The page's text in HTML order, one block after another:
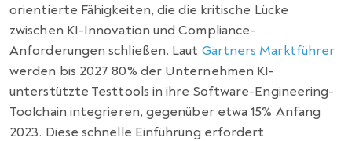
orientierte Fähigkeiten, die die kritische Lücke
zwischen KI-Innovation und Compliance-
Anforderungen schließen. Laut Gartners Marktführer
werden bis 2027 80% der Unternehmen KI-
unterstützte Testtools in ihre Software-Engineering-
Toolchain integrieren, gegenüber etwa 15% Anfang
2023. Diese schnelle Einführung erfordert